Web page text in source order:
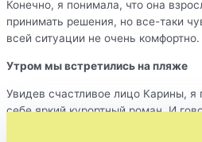
Конечно, я понимала, что она
принимать решения, но все-таки
всей ситуации не очень комфортно.
Утром мы встретились на пляже
Увидев счастливое лицо Карины, я
себе яркий курортный роман. И